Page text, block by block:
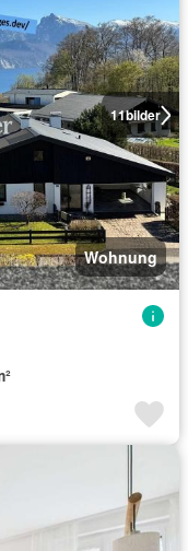
11bilder
Wohnung